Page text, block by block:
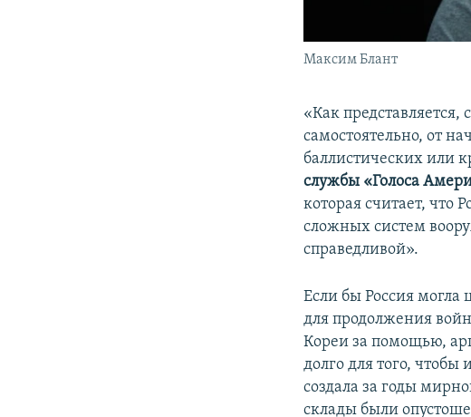
Максим Блант
«Как
самостоятельно, от
баллистических или
службы «Голоса
которая считает, что
сложных систем
справедливой».
Если бы Россия могла
для продолжения
Кореи за помощью,
долго для того, чтобы
создала за годы
склады были